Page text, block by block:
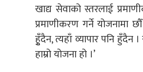
खाद्य सेवाको स्तरलाई
प्रमाणीकरण गर्ने योजनामा
हुृँदैन, त्यहाँ व्यापार पनि हुँदैन
हाम्रो योजना हो ।’